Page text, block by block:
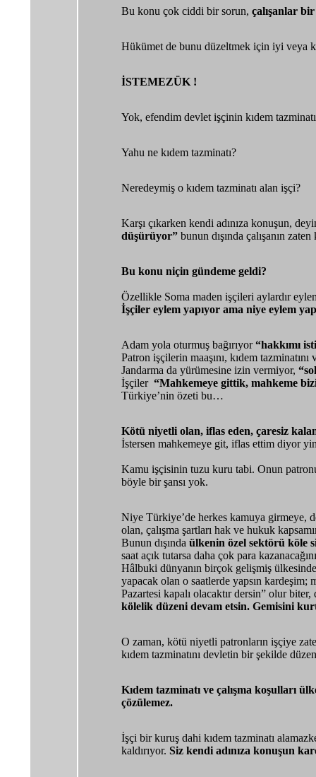
Bu konu çok ciddi bir sorun, çalışanlar
Hükümet de bunu düzeltmek için iyi veya
İSTEMEZÜK !
Yok, efendim devlet işçinin kıdem
Yahu ne kıdem tazminatı?
Neredeymiş o kıdem tazminatı alan işçi?
Karşı çıkarken kendi adınıza konuşun,
düşürüyor”bunun dışında çalışanın
Bu konu niçin gündeme geldi?
Özellikle Soma maden işçileri aylardır
İşçiler eylem yapıyor ama niye eylem
Adam yola oturmuş bağırıyor“hakkımı
Patron işçilerin maaşını, kıdem
Jandarma da yürümesine izin vermiyor,
İşçiler “Mahkemeye gittik, mahkeme
Türkiye’nin özeti bu…
Kötü niyetli olan, iflas eden, çaresiz
İstersen mahkemeye git, iflas ettim diyor
Kamu işçisinin tuzu kuru tabi. Onun
böyle bir şansı yok.
Niye Türkiye’de herkes kamuya girmeye,
olan, çalışma şartları hak ve hukuk
Bunun dışında ülkenin özel sektörü köle
saat açık tutarsa daha çok para
Hâlbuki dünyanın birçok gelişmiş ülkesinde
yapacak olan o saatlerde yapsın kardeşim;
Pazartesi kapalı olacaktır dersin” olur
kölelik düzeni devam etsin. Gemisini
O zaman, kötü niyetli patronların işçiye
kıdem tazminatını devletin bir şekilde
Kıdem tazminatı ve çalışma koşulları
çözülemez.
İşçi bir kuruş dahi kıdem tazminatı
kaldırıyor. Siz kendi adınıza konuşun